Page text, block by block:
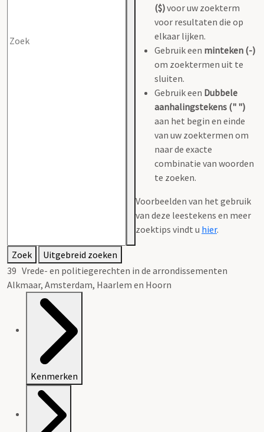
($)voor uw zoekterm
voor resultaten die op
elkaar lijken.
Gebruik een minteken (-)
om zoektermen uit te
sluiten.
Gebruik een Dubbele
aanhalingstekens (" ")
aan het begin en einde
van uw zoektermen om
naar de exacte
combinatie van woorden
te zoeken.
Voorbeelden van het gebruik
van deze leestekens en meer
zoektips vindt u hier.
Zoek
Uitgebreid zoeken
39 Vrede- en politiegerechten in de arrondissementen
Alkmaar, Amsterdam, Haarlem en Hoorn
Kenmerken